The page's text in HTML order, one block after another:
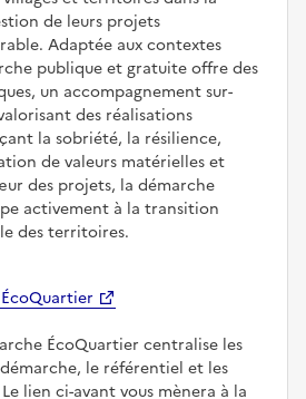
de leurs projets
Adaptée aux contextes
publique et gratuite offre des
un accompagnement sur-
des réalisations
la sobriété, la résilience,
de valeurs matérielles et
des projets, la démarche
activement à la transition
des territoires.
ÉcoQuartier centralise les
le référentiel et les
lien ci-avant vous mènera à la